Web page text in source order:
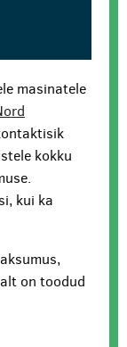
masinatele
kokku
kui ka
on toodud